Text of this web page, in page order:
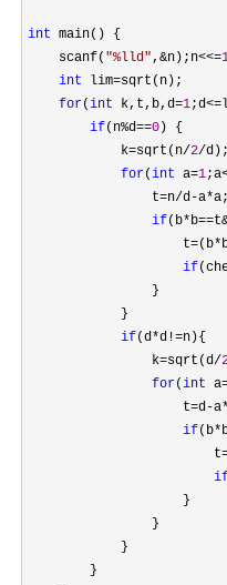
int main() {
    scanf(
"%lld",&n);n<<=
int lim=sqrt(n);
for(int k,t,b,d=1
if(n%d==0 ) {
            k
=sqrt(n/2/d);
for(int a=1
                t
=n/d-
if
                    t
if
                }
            }
if(d*d!=n){
                k
=sqrt(d/
for(int
                    t
=d-
if
                        t
                    }
                }
            }
        }